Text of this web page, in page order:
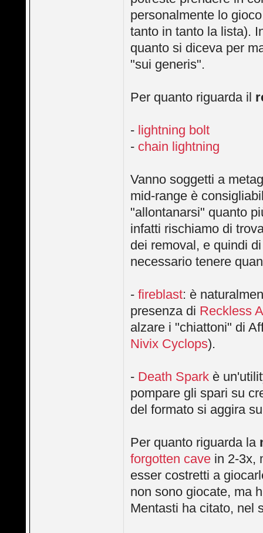
personalmente lo
tanto in tanto la lista).
quanto si diceva per
"sui generis".
Per quanto riguarda il
- lightning bolt
- chain lightning
Vanno soggetti a
mid-range è
"allontanarsi" quanto
infatti rischiamo di
dei removal, e quindi
necessario tenere
-fireblast: è
presenza di Reckless
alzare i "chiattoni" di
Nivix Cyclops).
- Death Spark è
pompare gli spari su
del formato si aggira
Per quanto riguarda la
forgotten cave in 2-3x,
esser costretti a
non sono giocate, ma
Mentasti ha citato, nel